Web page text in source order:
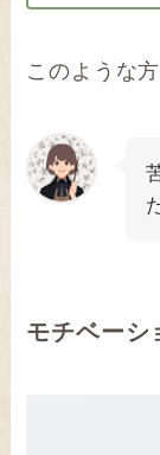
このような
モチベーシ